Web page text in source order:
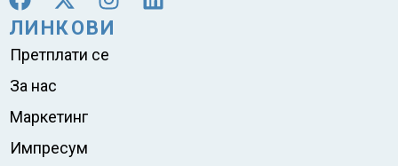
ЛИНКОВИ
Претплати се
За нас
Маркетинг
Импресум